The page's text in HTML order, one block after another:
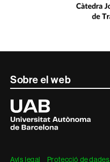
Contacte
informació
legal
Sobre el web
Universitat
Autònoma
de
Barcelona
Avís legal Protecció de dades